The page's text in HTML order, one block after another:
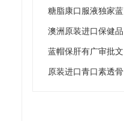
JZ-3000B
糖脂康口服液独家蓝
帽私域会销爆品可贴
牌定制可大包
澳洲原装进口保健品
EVFCELL保护血管新
品可大包可贴牌定制
蓝帽保肝有广审批文
水飞蓟可贴牌定制可
原装进口青口素透骨